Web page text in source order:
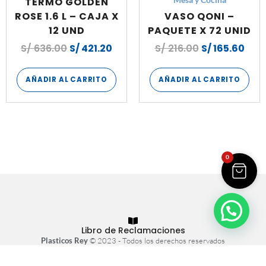
ROSE 1.6 L – CAJA X
12 UND
S/636.00 S/421.20
AÑADIR AL CARRITO
VASO QONI –
PAQUETE X 72 UNID
S/216.00 S/165.60
AÑADIR AL CARRITO
Libro de Reclamaciones
Plasticos Rey© 2023 - Todos los derechos reservados
0